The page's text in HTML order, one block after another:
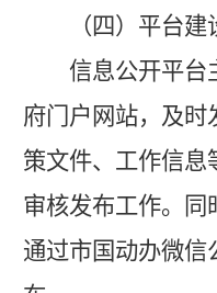
（四）平台
信息公开平台
府门户网站，及时
策文件、工作信息
审核发布工作。同
通过市国动办微信